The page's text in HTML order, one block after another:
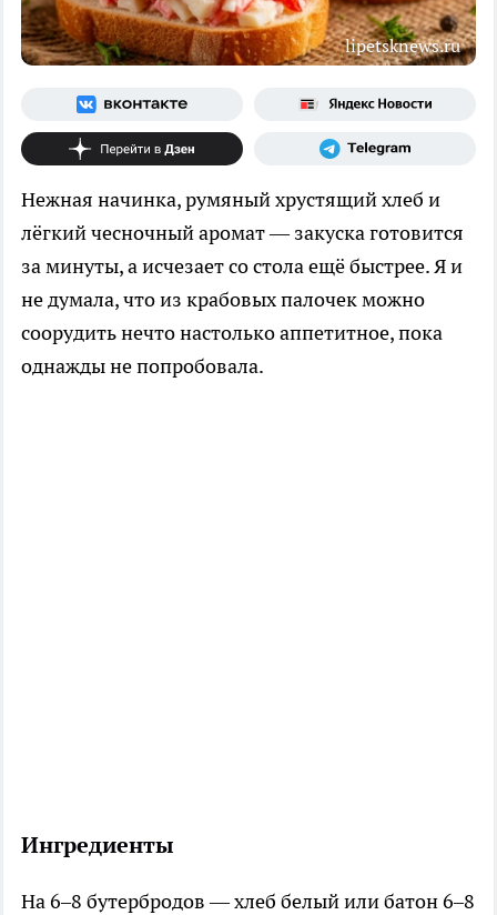
lipetsknews.ru
Нежная начинка, румяный хрустящий хлеб и
лёгкий чесночный аромат — закуска готовится
за минуты, а исчезает со стола ещё быстрее. Я и
не думала, что из крабовых палочек можно
соорудить нечто настолько аппетитное, пока
однажды не попробовала.
Ингредиенты
На 6–8 бутербродов — хлеб белый или батон 6–8